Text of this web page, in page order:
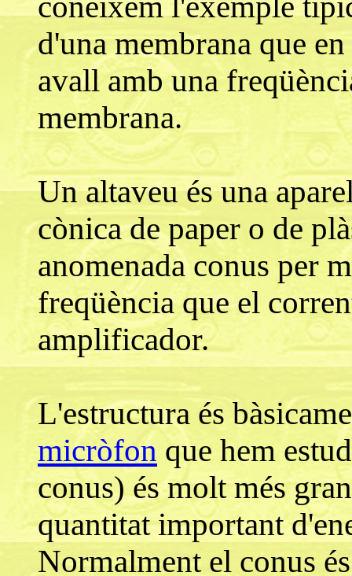
d'una membrana que
avall amb una
membrana.
Un altaveu és una
cònica de paper o de
anomenada conus per
freqüència que el
amplificador.
L'estructura és
micròfon que hem
conus) és molt més
quantitat important
Normalment el conus